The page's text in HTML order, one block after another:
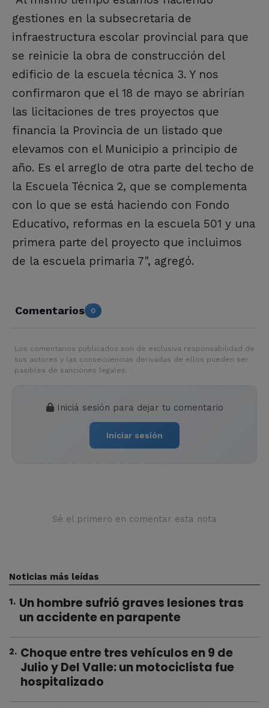
gestiones en la subsecretaria de
infraestructura escolar provincial para que
se reinicie la obra de construcción del
edificio de la escuela técnica 3. Y nos
confirmaron que el 18 de mayo se abrirían
las licitaciones de tres proyectos que
financia la Provincia de un listado que
elevamos con el Municipio a principio de
año. Es el arreglo de otra parte del techo de
la Escuela Técnica 2, que se complementa
con lo que se está haciendo con Fondo
Educativo, reformas en la escuela 501 y una
primera parte del proyecto que incluimos
de la escuela primaria 7", agregó.
Comentarios 0
Los comentarios publicados son de exclusiva responsabilidad de
sus autores y las consecuencias derivadas de ellos pueden ser
pasibles de sanciones legales.
Iniciá sesión para dejar tu comentario
Iniciar sesión
Sé el primero en comentar esta nota
Noticias más leídas
1. Un hombre sufrió graves lesiones tras
un accidente en parapente
2. Choque entre tres vehículos en 9 de
Julio y Del Valle: un motociclista fue
hospitalizado